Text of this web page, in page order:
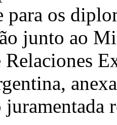
para os
junto ao
juramentada